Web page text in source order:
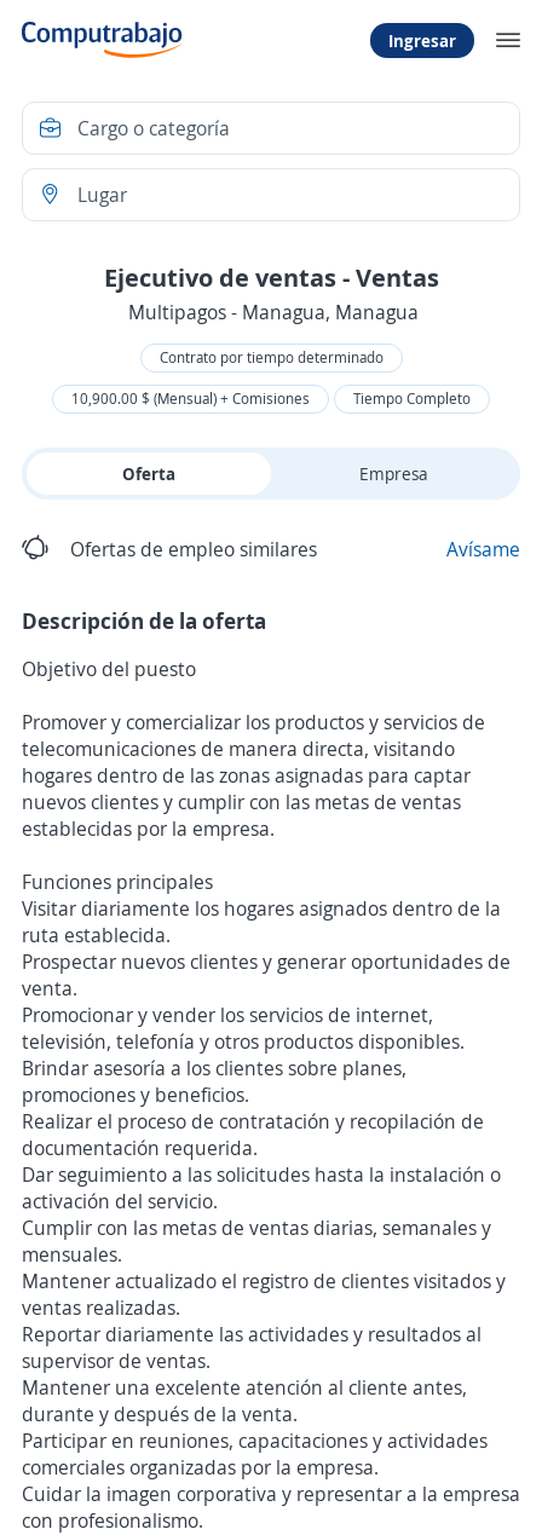
Ingresar
Ejecutivo de ventas - Ventas
Multipagos - Managua, Managua
Contrato por tiempo determinado
10,900.00 $ (Mensual) + Comisiones
Tiempo Completo
Oferta Empresa
Ofertas de empleo similares Avísame
Descripción de la oferta
Objetivo del puesto
Promover y comercializar los productos y servicios de
telecomunicaciones de manera directa, visitando
hogares dentro de las zonas asignadas para captar
nuevos clientes y cumplir con las metas de ventas
establecidas por la empresa.
Funciones principales
Visitar diariamente los hogares asignados dentro de la
ruta establecida.
Prospectar nuevos clientes y generar oportunidades de
venta.
Promocionar y vender los servicios de internet,
televisión, telefonía y otros productos disponibles.
Brindar asesoría a los clientes sobre planes,
promociones y beneficios.
Realizar el proceso de contratación y recopilación de
documentación requerida.
Dar seguimiento a las solicitudes hasta la instalación o
activación del servicio.
Cumplir con las metas de ventas diarias, semanales y
mensuales.
Mantener actualizado el registro de clientes visitados y
ventas realizadas.
Reportar diariamente las actividades y resultados al
supervisor de ventas.
Mantener una excelente atención al cliente antes,
durante y después de la venta.
Participar en reuniones, capacitaciones y actividades
comerciales organizadas por la empresa.
Cuidar la imagen corporativa y representar a la empresa
con profesionalismo.